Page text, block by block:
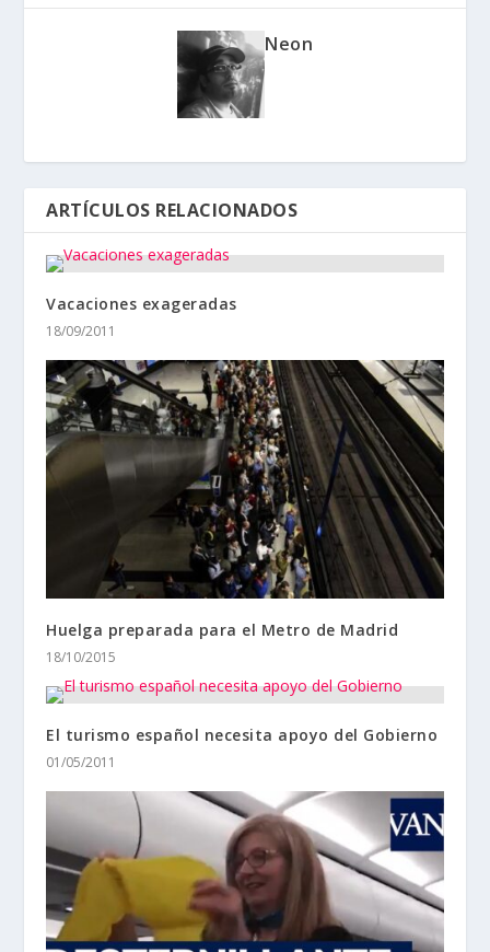
Neon
ARTÍCULOS RELACIONADOS
Vacaciones exageradas
18/09/2011
Huelga preparada para el Metro de Madrid
18/10/2015
El turismo español necesita apoyo del Gobierno
01/05/2011